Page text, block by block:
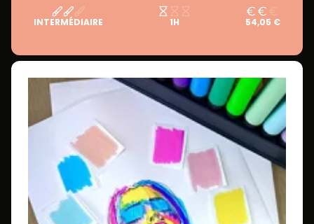
INTERMÉDIAIRE 1H 54,05 €